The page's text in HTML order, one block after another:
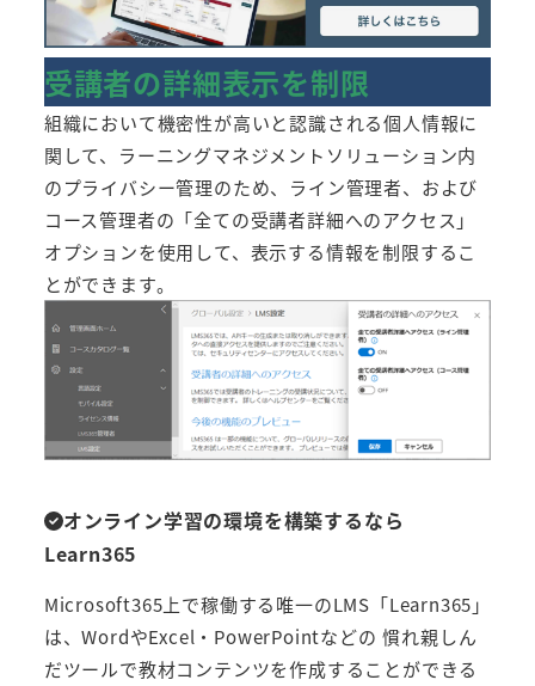
受講者の詳細表示を制限
組織において機密性が高いと認識される個人情報に
関して、ラーニングマネジメントソリューション内
のプライバシー管理のため、ライン管理者、および
コース管理者の「全ての受講者詳細へのアクセス」
オプションを使用して、表示する情報を制限するこ
とができます。
オンライン学習の環境を構築するなら
Learn365
Microsoft365上で稼働する唯一のLMS「Learn365」
は、WordやExcel・PowerPointなどの 慣れ親しん
だツールで教材コンテンツを作成することができる